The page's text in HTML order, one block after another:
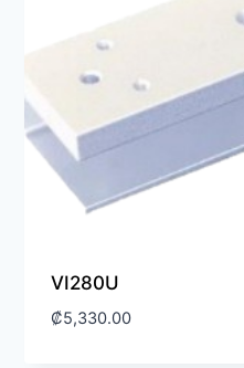
VI280U
₡5,330.00